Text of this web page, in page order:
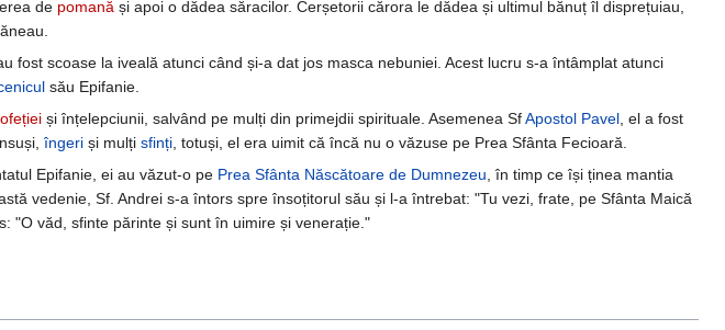
de pomană și apoi o dădea săracilor. Cerșetorii cărora le dădea și ultimul bănuț îl disprețuiau,
fost scoase la iveală atunci când și-a dat jos masca nebuniei. Acest lucru s-a întâmplat atunci
său Epifanie.
și înțelepciunii, salvând pe mulți din primejdii spirituale. Asemenea SfApostol Pavel, el a fost
îngeri și mulți sfinți, totuși, el era uimit că încă nu o văzuse pe Prea Sfânta Fecioară.
Epifanie, ei au văzut-o pe Prea Sfânta Născătoare de Dumnezeu, în timp ce își ținea mantia
vedenie, Sf. Andrei s-a întors spre însoțitorul său și l-a întrebat: "Tu vezi, frate, pe Sfânta Maică
"O văd, sfinte părinte și sunt în uimire și venerație."